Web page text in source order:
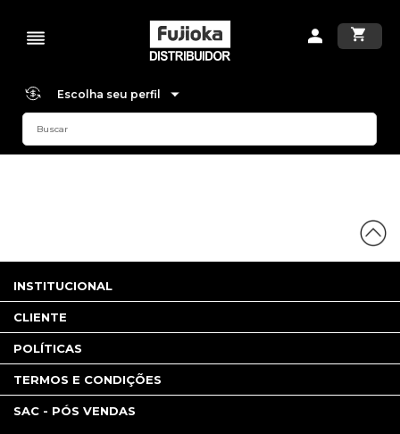
Escolha seu perfil
INSTITUCIONAL
CLIENTE
POLÍTICAS
TERMOS E CONDIÇÕES
SAC - PÓS VENDAS